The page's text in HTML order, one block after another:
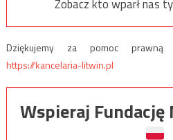
Zobacz kto wparł nas
Dziękujemy za pomoc prawną
https://kancelaria-litwin.pl
Wspieraj Fundację